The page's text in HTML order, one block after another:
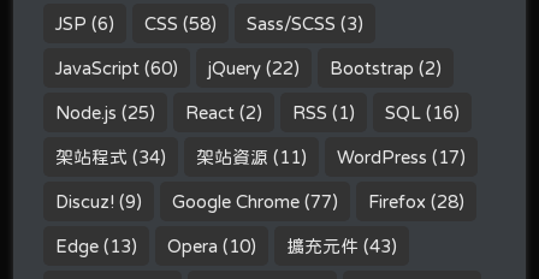
JSP (6) CSS (58) Sass/SCSS (3)
JavaScript (60) jQuery (22) Bootstrap (2)
Node.js (25) React (2) RSS (1) SQL (16)
架站程式 (34) 架站資源 (11) WordPress (17)
Discuz! (9) Google Chrome (77) Firefox (28)
Edge (13) Opera (10) 擴充元件 (43)